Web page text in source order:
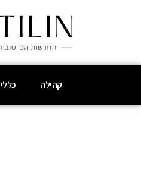
קהילה כללי